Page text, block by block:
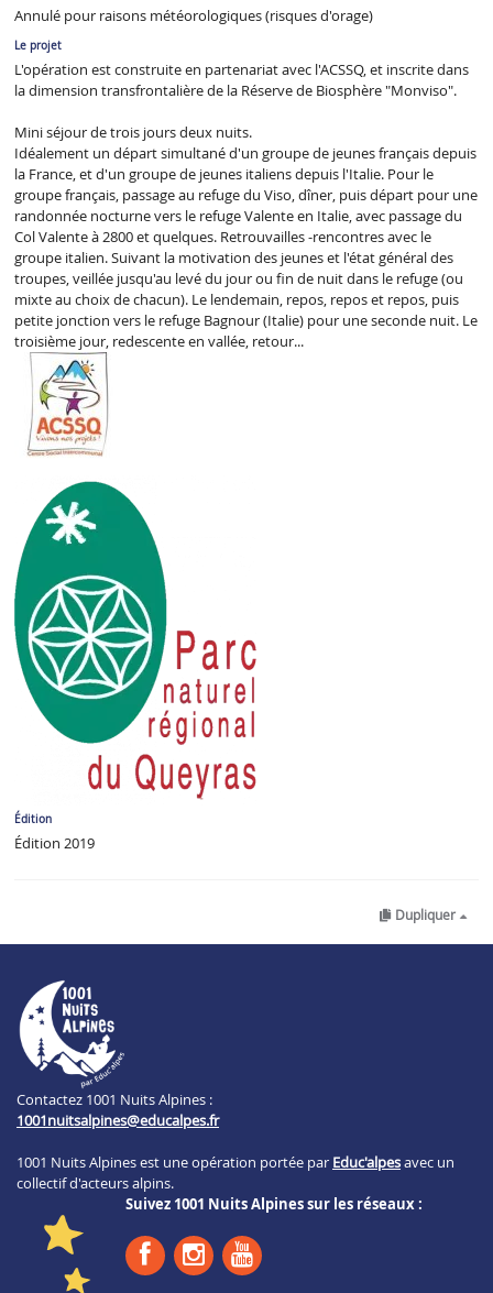
Annulé pour raisons météorologiques (risques d'orage)
Le projet
L'opération est construite en partenariat avec l'ACSSQ, et inscrite dans
la dimension transfrontalière de la Réserve de Biosphère "Monviso".
Mini séjour de trois jours deux nuits.
Idéalement un départ simultané d'un groupe de jeunes français depuis
la France, et d'un groupe de jeunes italiens depuis l'Italie. Pour le
groupe français, passage au refuge du Viso, dîner, puis départ pour une
randonnée nocturne vers le refuge Valente en Italie, avec passage du
Col Valente à 2800 et quelques. Retrouvailles -rencontres avec le
groupe italien. Suivant la motivation des jeunes et l'état général des
troupes, veillée jusqu'au levé du jour ou fin de nuit dans le refuge (ou
mixte au choix de chacun). Le lendemain, repos, repos et repos, puis
petite jonction vers le refuge Bagnour (Italie) pour une seconde nuit. Le
troisième jour, redescente en vallée, retour...
Édition
Édition 2019
Dupliquer
Contactez 1001 Nuits Alpines :
1001nuitsalpines@educalpes.fr
1001 Nuits Alpines est une opération portée par Educ'alpesavec un
collectif d'acteurs alpins.
Suivez 1001 Nuits Alpines sur les réseaux :